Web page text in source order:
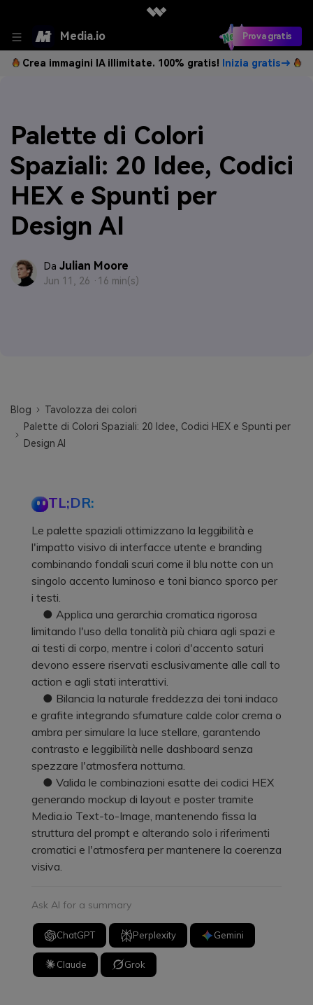
Media.io Prova gratis
Crea immagini IA illimitate. 100% gratis! Inizia gratis→
Palette di Colori
Spaziali: 20 Idee, Codici
HEX e Spunti per
Design AI
Da Julian Moore
Jun 11, 26 · 16 min(s)
Blog
Tavolozza dei colori
Palette di Colori Spaziali: 20 Idee, Codici HEX e Spunti per
Design AI
TL;DR:
Le palette spaziali ottimizzano la leggibilità e
l'impatto visivo di interfacce utente e branding
combinando fondali scuri come il blu notte con un
singolo accento luminoso e toni bianco sporco per
i testi.
● Applica una gerarchia cromatica rigorosa
limitando l'uso della tonalità più chiara agli spazi e
ai testi di corpo, mentre i colori d'accento saturi
devono essere riservati esclusivamente alle call to
action e agli stati interattivi.
● Bilancia la naturale freddezza dei toni indaco
e grafite integrando sfumature calde color crema o
ambra per simulare la luce stellare, garantendo
contrasto e leggibilità nelle dashboard senza
spezzare l'atmosfera notturna.
● Valida le combinazioni esatte dei codici HEX
generando mockup di layout e poster tramite
Media.io Text-to-Image, mantenendo fissa la
struttura del prompt e alterando solo i riferimenti
cromatici e l'atmosfera per mantenere la coerenza
visiva.
Ask AI for a summary
ChatGPT Perplexity Gemini
Claude Grok